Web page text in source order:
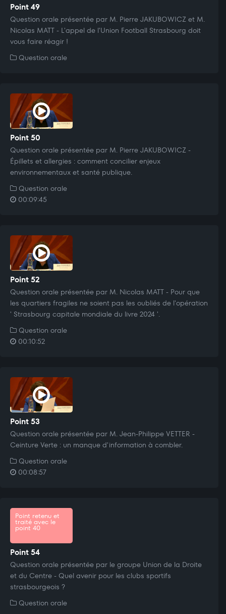
Point 49
Question orale présentée par M. Pierre JAKUBOWICZ et M.
Nicolas MATT - L'appel de l'Union Football Strasbourg doit
vous faire réagir !
Question orale
Point 50
Question orale présentée par M. Pierre JAKUBOWICZ -
Épillets et allergies : comment concilier enjeux
environnementaux et santé publique.
Question orale
00:09:45
Point 52
Question orale présentée par M. Nicolas MATT - Pour que
les quartiers fragiles ne soient pas les oubliés de l'opération
' Strasbourg capitale mondiale du livre 2024 '.
Question orale
00:10:52
Point 53
Question orale présentée par M. Jean-Philippe VETTER -
Ceinture Verte : un manque d'information à combler.
Question orale
00:08:57
Point retenu et
traité avec le
point 40
Point 54
Question orale présentée par le groupe Union de la Droite
et du Centre - Quel avenir pour les clubs sportifs
strasbourgeois ?
Question orale